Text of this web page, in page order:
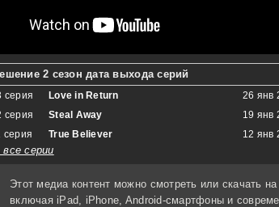
2 сезон дата выхода серий
серия
Love in Return 26 янв
серия
Steal Away 19 янв
серия
True Believer 12 янв
серии
Этот медиа контент можно смотреть или скачать на
включая iPad, iPhone, Android-смартфоны и